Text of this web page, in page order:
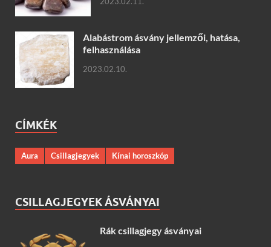
Alabástrom ásvány jellemzői, hatása,
felhasználása
2023.02.10.
CÍMKÉK
Aura Csillagjegyek Kínai horoszkóp
CSILLAGJEGYEK ÁSVÁNYAI
Rák csillagjegy ásványai